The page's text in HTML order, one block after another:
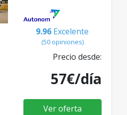
9.96 Excelente
(50 opiniones)
Precio desde:
57€/día
Ver oferta